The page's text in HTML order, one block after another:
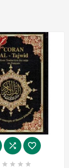
 
   